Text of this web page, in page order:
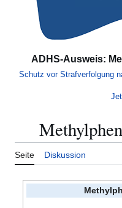
ADHS-Ausweis:
Schutz vor Strafverfolgung
Inhaltsverzeichnis
Seite Diskussion